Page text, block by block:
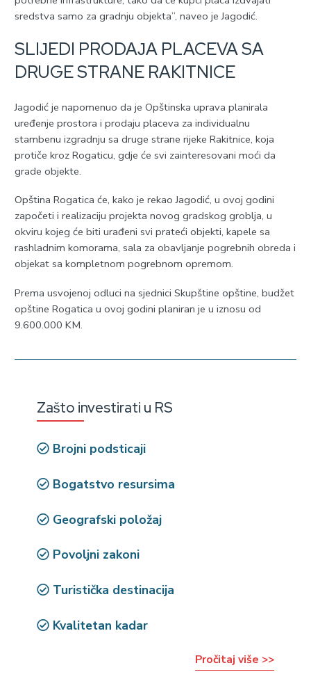
sredstva samo za gradnju objekta”, naveo je Јagodić.
SLIЈEDI PRODAЈA PLACEVA SA
DRUGE STRANE RAKITNICE
Јagodić je napomenuo da je Opštinska uprava planirala
uređenje prostora i prodaju placeva za individualnu
stambenu izgradnju sa druge strane rijeke Rakitnice, koja
protiče kroz Rogaticu, gdje će svi zainteresovani moći da
grade objekte.
Opština Rogatica će, kako je rekao Јagodić, u ovoj godini
započeti i realizaciju projekta novog gradskog groblja, u
okviru kojeg će biti urađeni svi prateći objekti, kapele sa
rashladnim komorama, sala za obavljanje pogrebnih obreda i
objekat sa kompletnom pogrebnom opremom.
Prema usvojenoj odluci na sjednici Skupštine opštine, budžet
opštine Rogatica u ovoj godini planiran je u iznosu od
9.600.000 KM.
Zašto investirati u RS
Brojni podsticaji
Bogatstvo resursima
Geografski položaj
Povoljni zakoni
Turistička destinacija
Kvalitetan kadar
Pročitaj više >>